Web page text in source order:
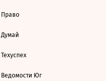
Право
Думай
Техуспех
Ведомости Юг